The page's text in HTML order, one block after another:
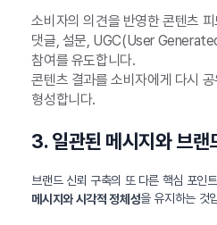
소비자의 의견을 반영한 콘텐츠
댓글, 설문, UGC(User
참여를 유도합니다.
콘텐츠 결과를 소비자에게 다시
형성합니다.
3. 일관된 메시지와 브랜
브랜드 신뢰 구축의 또 다른 핵심 포인
메시지와 시각적 정체성을 유지하는 것